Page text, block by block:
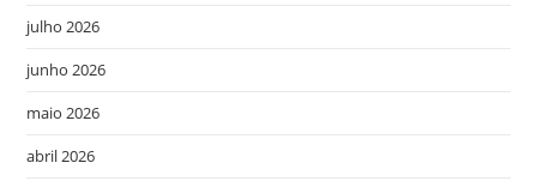
julho 2026
junho 2026
maio 2026
abril 2026